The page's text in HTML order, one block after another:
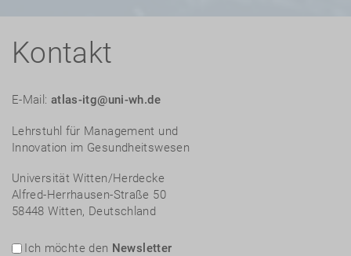
Kontakt
E-Mail: atlas-itg@uni-wh.de
Lehrstuhl für Management und
Innovation im Gesundheitswesen
Universität Witten/Herdecke
Alfred-Herrhausen-Straße 50
58448 Witten, Deutschland
Ich möchte den Newsletter